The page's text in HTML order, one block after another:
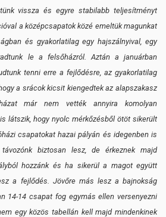
vissza és egyre stabilabb teljesítményt
a középcsapatok közé emeltük magunkat
és gyakorlatilag egy hajszálnyival, egy
le a felsőházról. Aztán a januárban
tenni erre a fejlődésre, az gyakorlatilag
a srácok kicsit kiengedtek az alapszakasz
már nem vették annyira komolyan
látszik, hogy nyolc mérkőzésből ötöt sikerült
csapatokat hazai pályán és idegenben is
biztosan lesz, de érkeznek majd
hozzánk és ha sikerül a magot együtt
a fejlődés. Jövőre más lesz a bajnokság
14-14 csapat fog egymás ellen versenyezni
egy közös tabellán kell majd mindenkinek